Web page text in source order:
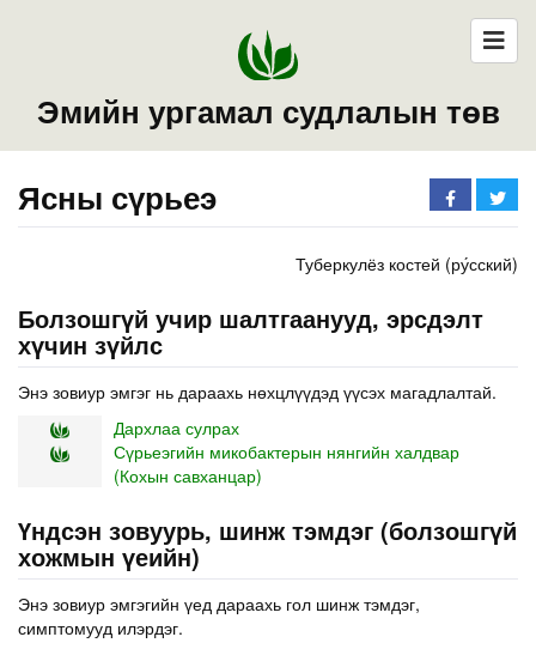
Эмийн ургамал судлалын төв
Ясны сүрьеэ
Туберкулёз костей (ру́сский)
Болзошгүй учир шалтгаанууд, эрсдэлт
хүчин зүйлс
Энэ зовиур эмгэг нь дараахь нөхцлүүдэд үүсэх магадлалтай.
Дархлаа сулрах
Сүрьеэгийн микобактерын нянгийн халдвар
(Кохын савханцар)
Үндсэн зовуурь, шинж тэмдэг (болзошгүй
хожмын үеийн)
Энэ зовиур эмгэгийн үед дараахь гол шинж тэмдэг,
симптомууд илэрдэг.